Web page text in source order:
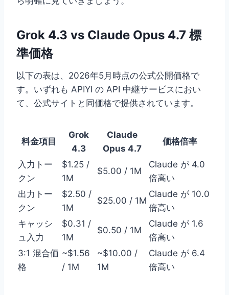
Grok 4.3 vs Claude Opus 4.7 標
準価格
以下の表は、2026年5月時点の公式公開価格で
す。いずれも APIYI の API 中継サービスにおい
て、公式サイトと同価格で提供されています。
料金項目
Grok
4.3
Claude
Opus 4.7
価格倍率
入力トー
クン
$1.25 /
1M
$5.00 / 1M
Claude が 4.0
倍高い
出力トー
クン
$2.50 /
1M
$25.00 / 1M
Claude が 10.0
倍高い
キャッシ
ュ入力
$0.31 /
1M
$0.50 / 1M
Claude が 1.6
倍高い
3:1 混合価
格
~$1.56
/ 1M
~$10.00 /
1M
Claude が 6.4
倍高い